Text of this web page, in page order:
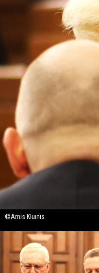
©Arnis Kluinis